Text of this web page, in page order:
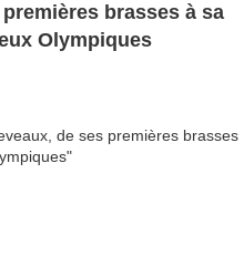
brasses à sa
Olympiques